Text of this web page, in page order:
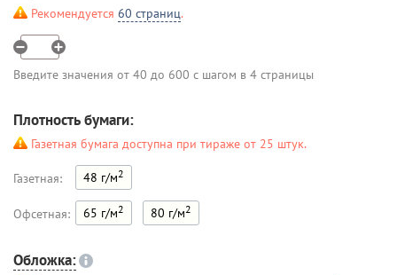
Рекомендуется 60 страниц.
Введите значения от 40 до 600 с шагом в 4 страницы
Плотность бумаги:
Газетная бумага доступна при тираже от 25 штук.
Газетная: 48 г/м2
Офсетная: 65 г/м2 80 г/м2
Обложка: